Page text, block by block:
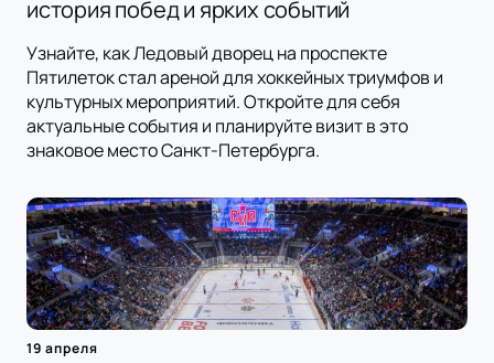
история побед и ярких событий
Узнайте, как Ледовый дворец на проспекте
Пятилеток стал ареной для хоккейных триумфов и
культурных мероприятий. Откройте для себя
актуальные события и планируйте визит в это
знаковое место Санкт-Петербурга.
19 апреля